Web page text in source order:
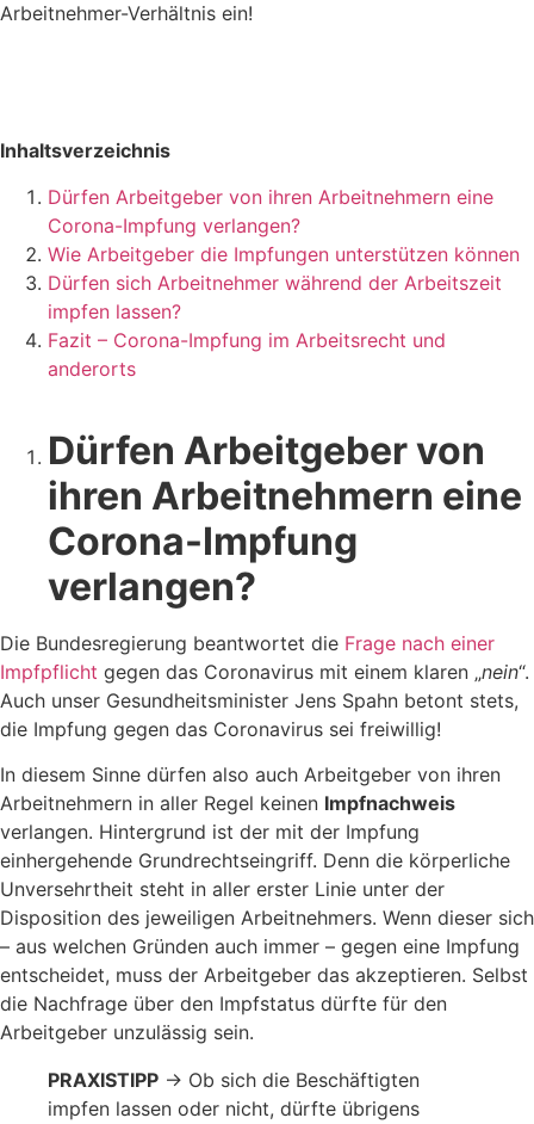
Arbeitnehmer-Verhältnis ein!
Inhaltsverzeichnis
Dürfen Arbeitgeber von ihren Arbeitnehmern eine
Corona-Impfung verlangen?
Wie Arbeitgeber die Impfungen unterstützen können
Dürfen sich Arbeitnehmer während der Arbeitszeit
impfen lassen?
Fazit – Corona-Impfung im Arbeitsrecht und
anderorts
Dürfen Arbeitgeber von
ihren Arbeitnehmern eine
Corona-Impfung
verlangen?
Die Bundesregierung beantwortet die Frage nach einer
Impfpflicht gegen das Coronavirus mit einem klaren „nein“.
Auch unser Gesundheitsminister Jens Spahn betont stets,
die Impfung gegen das Coronavirus sei freiwillig!
In diesem Sinne dürfen also auch Arbeitgeber von ihren
Arbeitnehmern in aller Regel keinen Impfnachweis
verlangen. Hintergrund ist der mit der Impfung
einhergehende Grundrechtseingriff. Denn die körperliche
Unversehrtheit steht in aller erster Linie unter der
Disposition des jeweiligen Arbeitnehmers. Wenn dieser sich
– aus welchen Gründen auch immer – gegen eine Impfung
entscheidet, muss der Arbeitgeber das akzeptieren. Selbst
die Nachfrage über den Impfstatus dürfte für den
Arbeitgeber unzulässig sein.
PRAXISTIPP → Ob sich die Beschäftigten
impfen lassen oder nicht, dürfte übrigens